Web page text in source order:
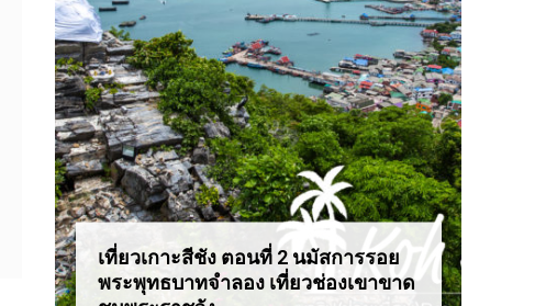
เที่ยวเกาะสีชัง ตอนที่ 2 นมัสการรอย
พระพุทธบาทจำลอง เที่ยวช่องเขาขาด